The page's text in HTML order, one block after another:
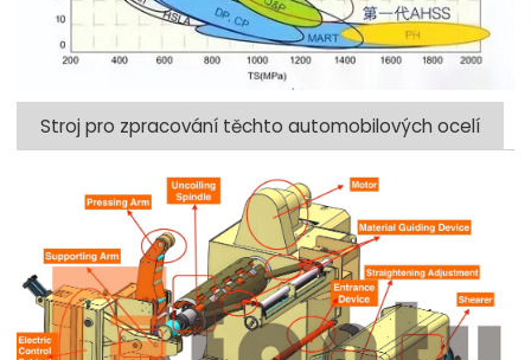
Stroj pro zpracování těchto automobilových ocelí